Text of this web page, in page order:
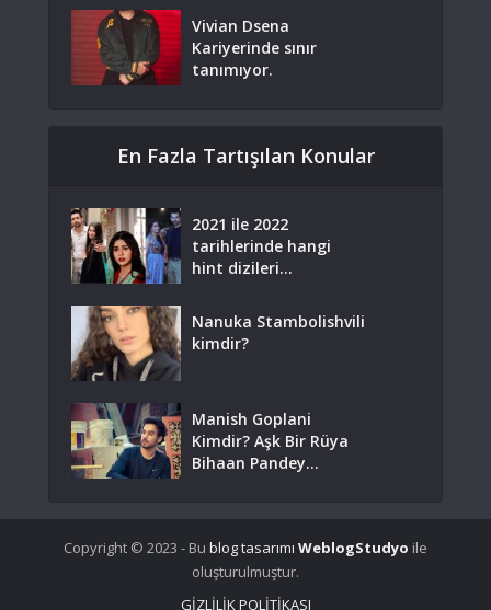
Vivian Dsena
Kariyerinde sınır
tanımıyor.
En Fazla Tartışılan Konular
2021 ile 2022
tarihlerinde hangi
hint dizileri...
Nanuka Stambolishvili
kimdir?
Manish Goplani
Kimdir? Aşk Bir Rüya
Bihaan Pandey...
Copyright © 2023 - Bu blog tasarımı WeblogStudyo ile
oluşturulmuştur.
GİZLİLİK POLİTİKASI